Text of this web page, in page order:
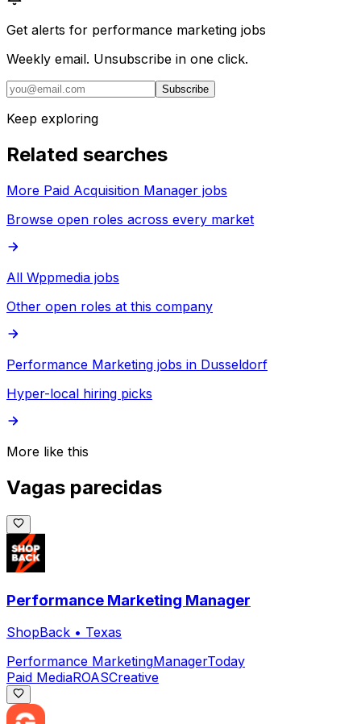
Get alerts for performance marketing jobs
Weekly email. Unsubscribe in one click.
Subscribe
Keep exploring
Related searches
More Paid Acquisition Manager jobs
Browse open roles across every market
All Wppmedia jobs
Other open roles at this company
Performance Marketing jobs in Dusseldorf
Hyper-local hiring picks
More like this
Vagas parecidas
Performance Marketing Manager
ShopBack • Texas
Performance MarketingManagerToday
Paid MediaROASCreative